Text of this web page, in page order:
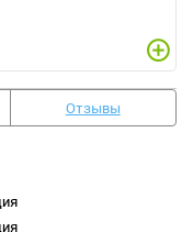
Отзывы